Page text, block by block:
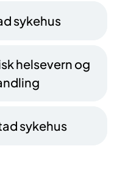
sykehus
helsevern og
sykehus